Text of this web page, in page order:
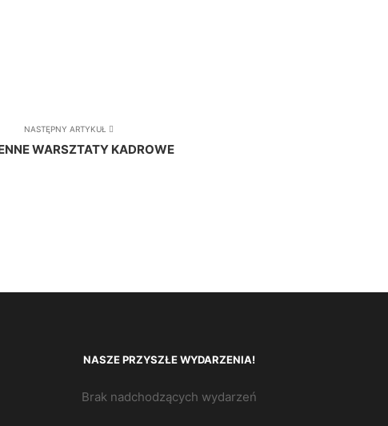
NASTĘPNY ARTYKUŁ
WARSZTATY KADROWE
NASZE PRZYSZŁE WYDARZENIA!
Brak nadchodzących wydarzeń